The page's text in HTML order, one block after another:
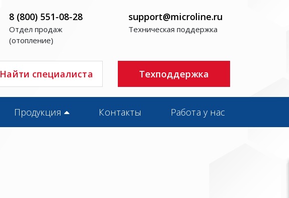
8 (800) 551-08-28
Отдел продаж
(отопление)
support@microline.ru
Техническая поддержка
Найти специалиста Техподдержка
Продукция Контакты Работа у нас